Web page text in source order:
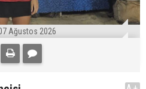
Ağustos 2026